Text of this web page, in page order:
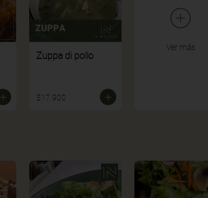
Zuppa di pollo
$17.900
Ver más